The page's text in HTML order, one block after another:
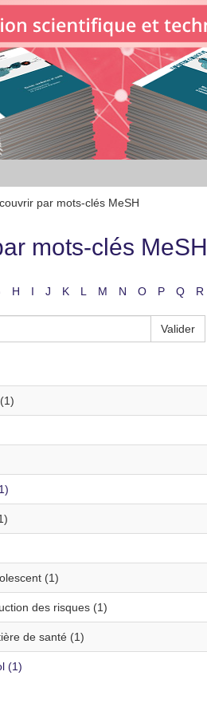
par mots-clés MeSH
mots-clés MeSH
H I J K L M N O P Q R
Valider
(1)
des risques (1)
de santé (1)
(1)